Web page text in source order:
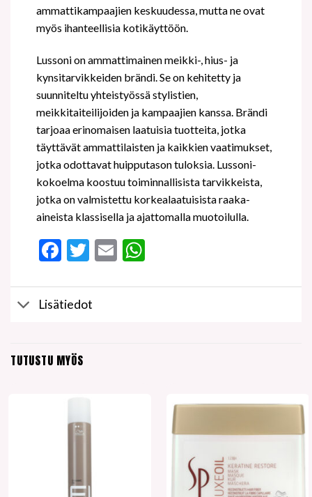
ammattikampaajien keskuudessa, mutta ne ovat
myös ihanteellisia kotikäyttöön.
Lussoni on ammattimainen meikki-, hius- ja
kynsitarvikkeiden brändi. Se on kehitetty ja
suunniteltu yhteistyössä stylistien,
meikkitaiteilijoiden ja kampaajien kanssa. Brändi
tarjoaa erinomaisen laatuisia tuotteita, jotka
täyttävät ammattilaisten ja kaikkien vaatimukset,
jotka odottavat huipputason tuloksia. Lussoni-
kokoelma koostuu toiminnallisista tarvikkeista,
jotka on valmistettu korkealaatuisista raaka-
aineista klassisella ja ajattomalla muotoilulla.
Facebook
Twitter
EmailWhatsApp
Lisätiedot
TUTUSTU MYÖS